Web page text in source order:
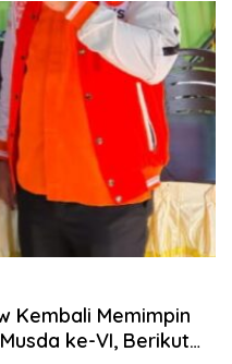
Kembali Memimpin
ke-VI, Berikut